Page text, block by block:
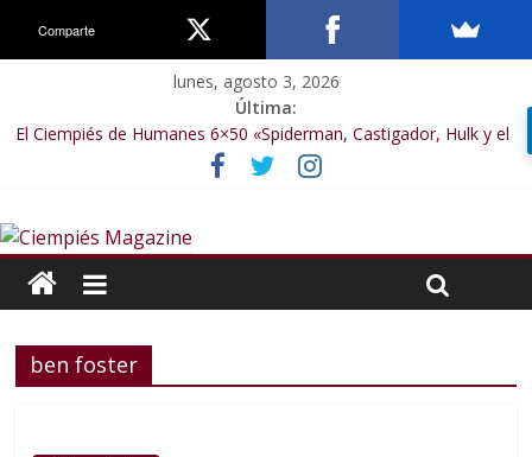
lunes, agosto 3, 2026
Última:
El Ciempiés de Humanes 6×50 «Spiderman, Castigador, Hulk y el
final de la sexta temporada»
El Ciempiés de Humanes 6×49 «Kiritaaaaa»
El Ciempiés de Humanes 6×47 «De nada por nada»
El Ciempiés de Humanes 6×46 «Ciudadano Minion»
ben foster
Comparte